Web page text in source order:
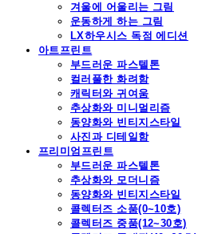
겨울에 어울리는 그림
운동하게 하는 그림
LX하우시스 독점 에디션
아트프린트
부드러운 파스텔톤
컬러풀한 화려함
캐릭터와 귀여움
추상화와 미니멀리즘
동양화와 빈티지스타일
사진과 디테일함
프리미엄프린트
부드러운 파스텔톤
추상화와 모더니즘
동양화와 빈티지스타일
콜렉터즈 소품(0~10호)
콜렉터즈 중품(12~30호)